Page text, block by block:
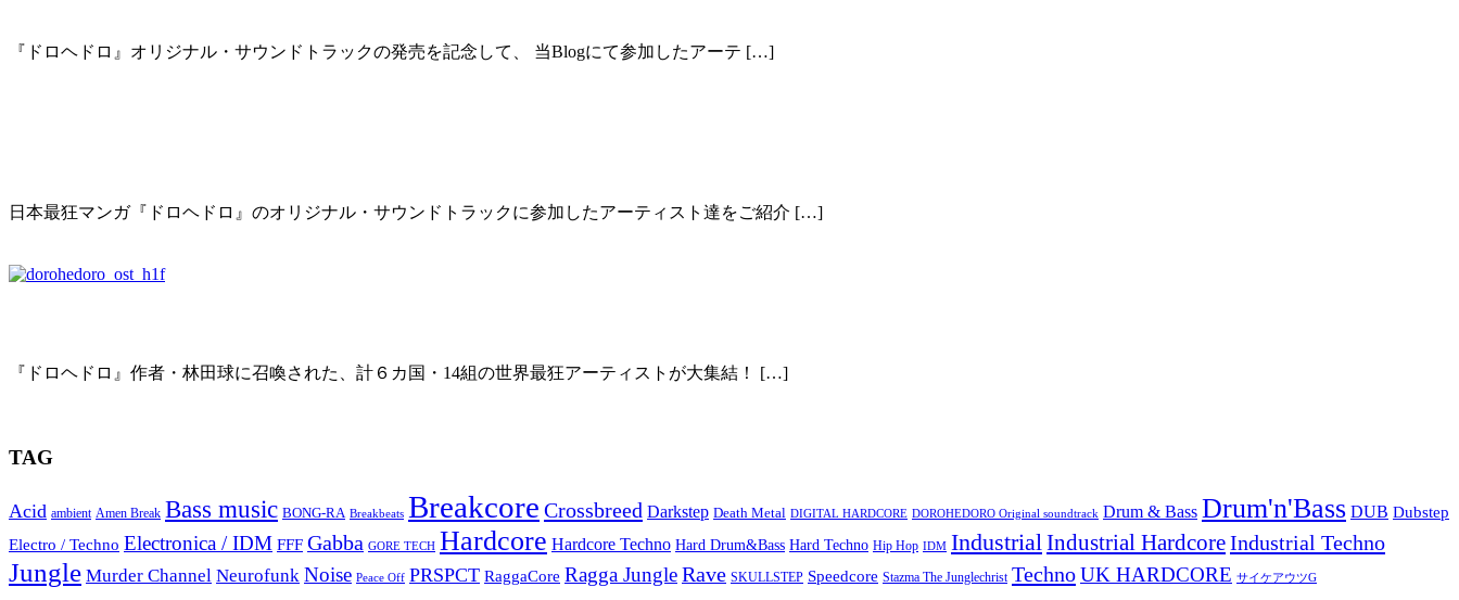
『ドロヘドロ』オリジナル・サウンドトラックの発売を記念して、 当Blogにて参加したアーテ […]
日本最狂マンガ『ドロヘドロ』のオリジナル・サウンドトラックに参加したアーティスト達をご紹介 […]
『ドロヘドロ』作者・林田球に召喚された、計６カ国・14組の世界最狂アーティストが大集結！ […]
TAG
Acid ambient Amen Break Bass music BONG-RA Breakbeats Breakcore Crossbreed Darkstep Death Metal DIGITAL HARDCORE DOROHEDORO Original soundtrack Drum & Bass Drum'n'Bass DUB Dubstep
Electro / Techno Electronica / IDM FFF Gabba GORE TECH Hardcore Hardcore Techno Hard Drum&Bass Hard Techno Hip Hop IDM IndustrialIndustrial HardcoreIndustrial Techno
Jungle Murder Channel Neurofunk Noise Peace Off PRSPCT RaggaCore Ragga JungleRave SKULLSTEP Speedcore Stazma The Junglechrist TechnoUK HARDCORE サイケアウツG